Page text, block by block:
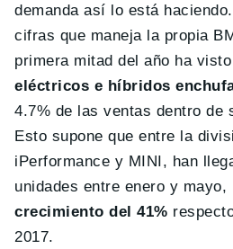
demanda así lo está
cifras que maneja la propia
primera mitad del año ha
eléctricos e híbridos
4.7% de las ventas dentro de
Esto supone que entre la
iPerformance y MINI, han
unidades entre enero y
crecimiento del 41%
2017.